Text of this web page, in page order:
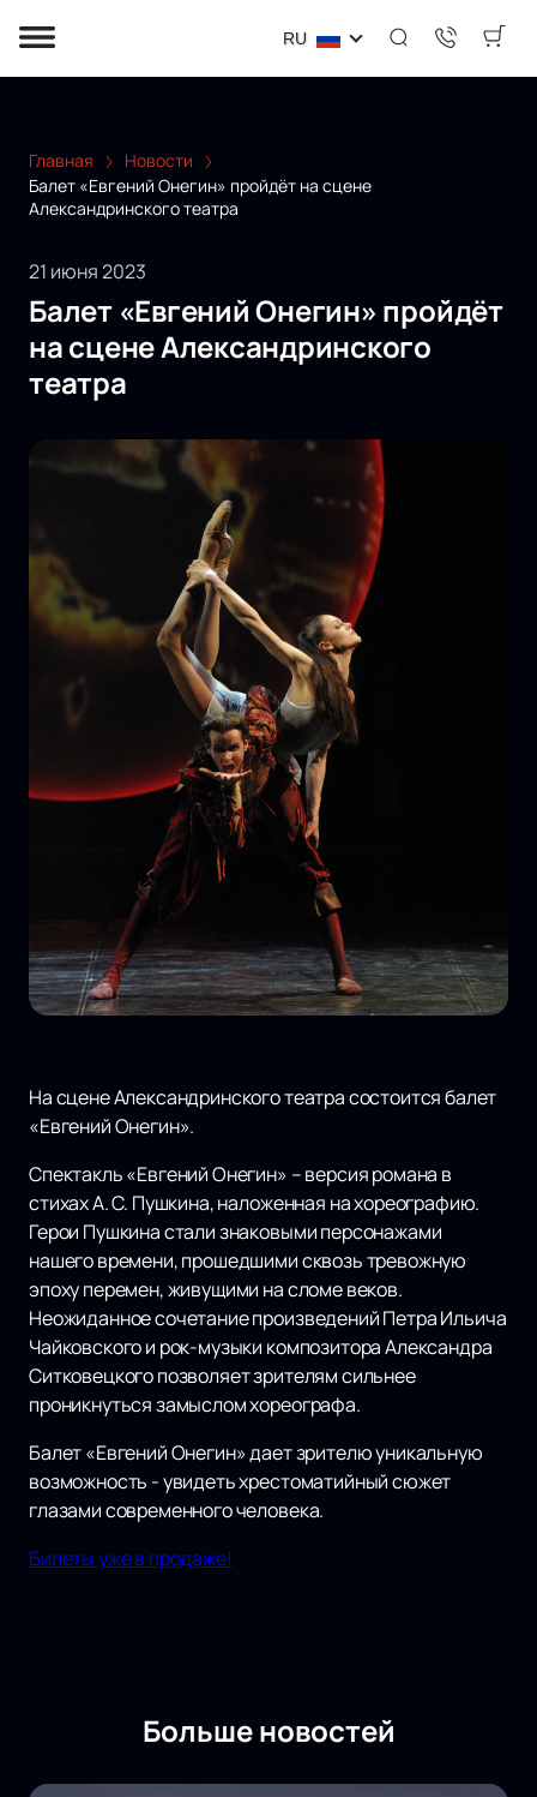
RU
Главная
Новости
Балет «Евгений Онегин» пройдёт на сцене
Александринского театра
21 июня 2023
Балет «Евгений Онегин» пройдёт
на сцене Александринского
театра
На сцене Александринского театра состоится балет
«Евгений Онегин».
Спектакль «Евгений Онегин» – версия романа в
стихах А. С. Пушкина, наложенная на хореографию.
Герои Пушкина стали знаковыми персонажами
нашего времени, прошедшими сквозь тревожную
эпоху перемен, живущими на сломе веков.
Неожиданное сочетание произведений Петра Ильича
Чайковского и рок-музыки композитора Александра
Ситковецкого позволяет зрителям сильнее
проникнуться замыслом хореографа.
Балет «Евгений Онегин» дает зрителю уникальную
возможность - увидеть хрестоматийный сюжет
глазами современного человека.
Билеты уже в продаже!
Больше новостей